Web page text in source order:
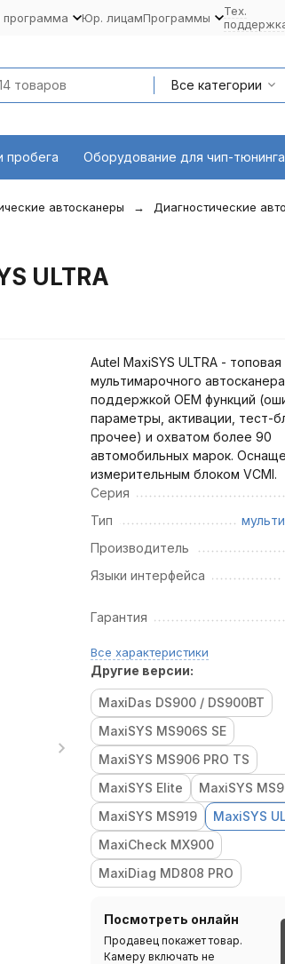
программа Юр. лицамПрограммы
Тех.
Все категории
пробега Оборудование для чип-тюнинга
автосканеры
Диагностические
ULTRA
Autel MaxiSYS ULTRA -
мультимарочного
поддержкой OEM функций
параметры, активации, тест-
прочее) и охватом более 90
автомобильных марок.
измерительным блоком VCMI.
Серия
Тип
Производитель
Языки интерфейса
Гарантия
Все характеристики
Другие версии:
MaxiDas DS900 / DS900BT
MaxiSYS MS906S SE
MaxiSYS MS906 PRO TS
MaxiSYS Elite
MaxiSYS
MaxiSYS MS919
MaxiSYS
MaxiCheck MX900
MaxiDiag MD808 PRO
Посмотреть онлайн
Продавец покажет товар.
Камеру включать не